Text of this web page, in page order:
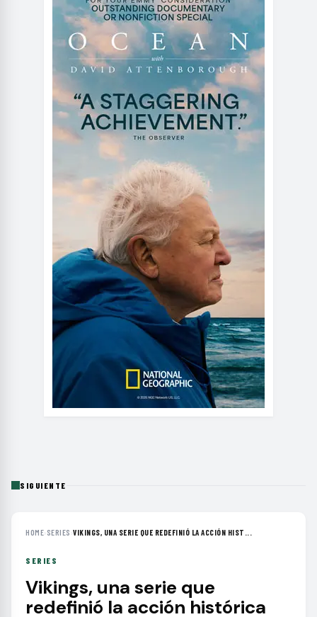
SIGUIENTE
HOME› SERIES ›VIKINGS, UNA SERIE QUE REDEFINIÓ LA ACCIÓN HIST...
SERIES
Vikings, una serie que
redefinió la acción histórica